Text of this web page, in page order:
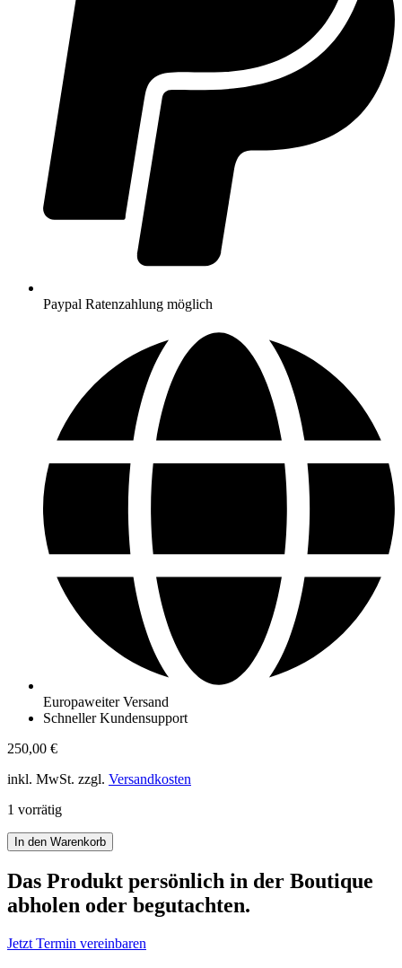
Paypal Ratenzahlung möglich
Europaweiter Versand
Schneller Kundensupport
250,00 €
inkl. MwSt. zzgl. Versandkosten
1 vorrätig
Louis
Vuitton
Waimea
Sonnenbrille
Menge
In den Warenkorb
Das Produkt persönlich in der Boutique
abholen oder begutachten.
Jetzt Termin vereinbaren